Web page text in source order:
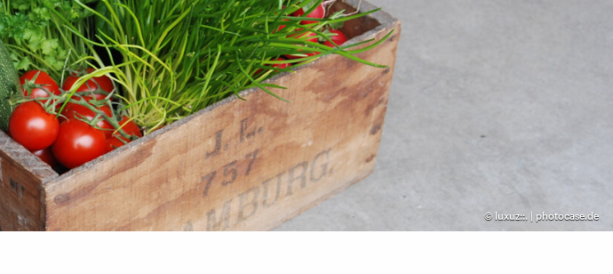
© luxuz::. | photocase.de